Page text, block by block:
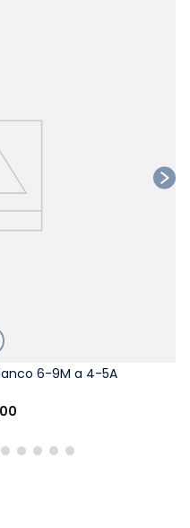
6-9M a 4-5A
00